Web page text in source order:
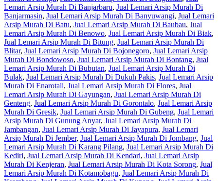
Lemari Arsip Murah Di Banjarbaru, Jual Lemari Arsip Murah Di
Banjarmasin, Jual Lemari Arsip Murah Di Banyuwangi, Jual Lemari
Arsip Murah Di Batu, Jual Lemari Arsip Murah Di Baubau, Jual
Lemari Arsip Murah Di Benowo, Jual Lemari Arsip Murah Di Biak,
Jual Lemari Arsip Murah Di Bitung, Jual Lemari Arsip Murah Di
Blitar, Jual Lemari Arsip Murah Di Bojonegoro, Jual Lemari Arsip
Murah Di Bondowoso, Jual Lemari Arsip Murah Di Bontang, Jual
Lemari Arsip Murah Di Bubutan, Jual Lemari Arsip Murah Di
Bulak, Jual Lemari Arsip Murah Di Dukuh Pakis, Jual Lemari Arsip
Murah Di Enarotali, Jual Lemari Arsip Murah Di Flores, Jual
Lemari Arsip Murah Di Gayungan, Jual Lemari Arsip Murah Di
Genteng, Jual Lemari Arsip Murah Di Gorontalo, Jual Lemari Arsip
Murah Di Gresik, Jual Lemari Arsip Murah Di Gubeng, Jual Lemari
Arsip Murah Di Gunung Anyar, Jual Lemari Arsip Murah Di
Jambangan, Jual Lemari Arsip Murah Di Jayapura, Jual Lemari
Arsip Murah Di Jember, Jual Lemari Arsip Murah Di Jombang, Jual
Lemari Arsip Murah Di Karang Pilang, Jual Lemari Arsip Murah Di
Kediri, Jual Lemari Arsip Murah Di Kendari, Jual Lemari Arsip
Murah Di Kenjeran, Jual Lemari Arsip Murah Di Kota Sorong, Jual
Lemari Arsip Murah Di Kotamobagu, Jual Lemari Arsip Murah Di